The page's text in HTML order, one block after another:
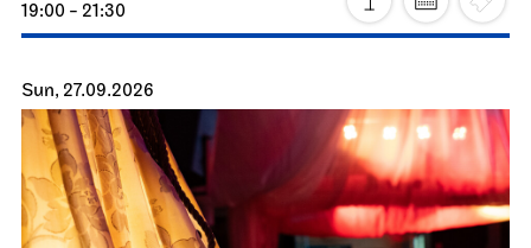
19:00 - 21:30
Sun, 27.09.2026